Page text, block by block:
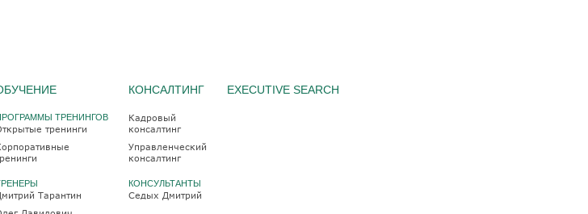
ТРЕНИНГОВ
тренинги
Тарантин
КОНСАЛТИНГ
Кадровый
консалтинг
Управленческий
консалтинг
КОНСУЛЬТАНТЫ
Седых Дмитрий
EXECUTIVE SEARCH